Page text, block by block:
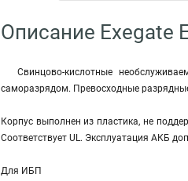
Описание Exegate
Свинцово-кислотные
саморазрядом. Превосходные
Корпус выполнен из пластика, не
Соответствует UL. Эксплуатация АКБ
Для ИБП